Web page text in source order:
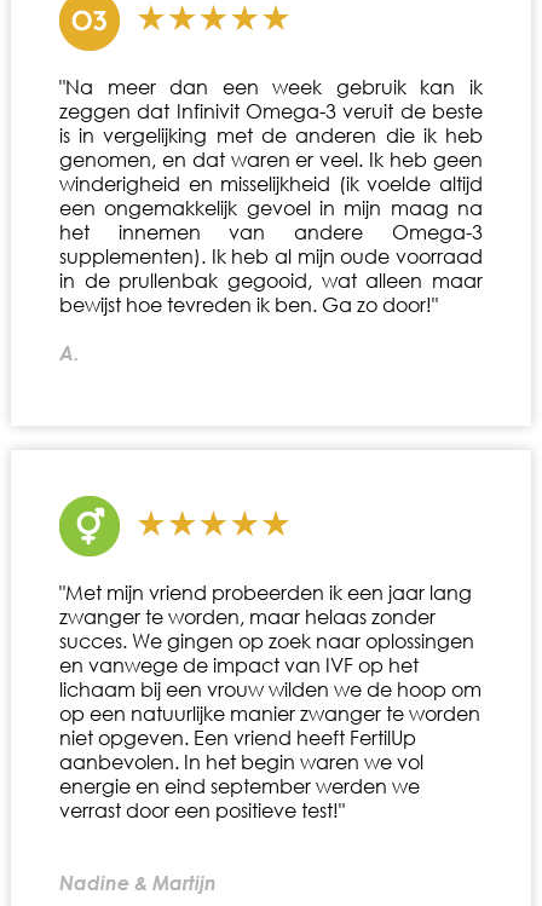
"Na meer dan een week gebruik kan ik
zeggen dat Infinivit Omega-3 veruit de beste
is in vergelijking met de anderen die ik heb
genomen, en dat waren er veel. Ik heb geen
winderigheid en misselijkheid (ik voelde altijd
een ongemakkelijk gevoel in mijn maag na
het innemen van andere Omega-3
supplementen). Ik heb al mijn oude voorraad
in de prullenbak gegooid, wat alleen maar
bewijst hoe tevreden ik ben. Ga zo door!"
A.
"Met mijn vriend probeerden ik een jaar lang
zwanger te worden, maar helaas zonder
succes. We gingen op zoek naar oplossingen
en vanwege de impact van IVF op het
lichaam bij een vrouw wilden we de hoop om
op een natuurlijke manier zwanger te worden
niet opgeven. Een vriend heeft FertilUp
aanbevolen. In het begin waren we vol
energie en eind september werden we
verrast door een positieve test!"
Nadine & Martijn